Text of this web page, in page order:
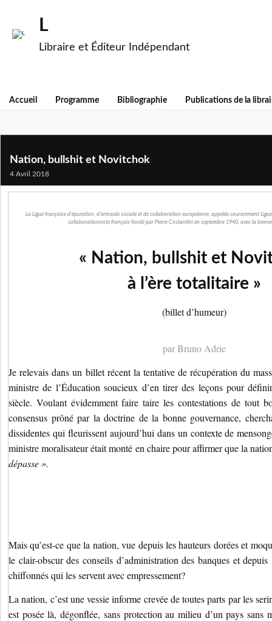
L
Libraire et Éditeur Indépendant
Accueil Programme Bibliographie Publications de la
Nation, bullshit et Novitchok
4 Avril 2018
La Ligue française d'épuration, d'entraide sociale et de collaboration européenne, appelée couramment
collaborationniste français fondé par Pierre Costantini en septembre 1940, avec la
« Nation, bullshit et
à l’ère totalitaire »
(billet d’humeur)
par Bruno Adrie
Je relevais dans un billet récent la tentative de récupération du
ministre de l’Éducation soucieux d’en tirer des leçons pour
siècle. Voulant évidemment faire taire les contestations de tout
consensus prôné par la doctrine de la bonne gouvernance,
dissidentes qui fleurissent aujourd’hui dans un contexte de
ministre moralisateur était monté en chaire pour affirmer que la
dépasse ».
Mais qu’est-ce que la nation, vue depuis les hauteurs dorées et
le clair-obscur des conseils d’administration des banques et
chiffonnés qui les servent avec empressement?
La nation, c’est une vessie informe crevée de toutes parts par les
est posée là, dégonflée, sans protection au milieu d’un pays sans